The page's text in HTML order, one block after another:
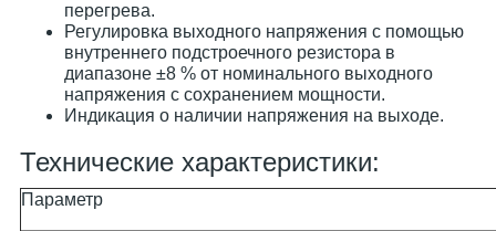
перегрева.
Регулировка выходного напряжения с помощью
внутреннего подстроечного резистора в
диапазоне ±8 % от номинального выходного
напряжения с сохранением мощности.
Индикация о наличии напряжения на выходе.
Технические характеристики:
Параметр